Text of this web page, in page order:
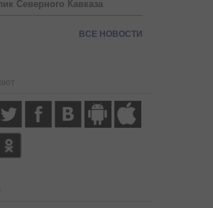
Северного Кавказа
ВСЕ НОВОСТИ